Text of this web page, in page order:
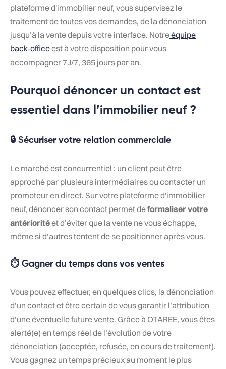
plateforme d'immobilier neuf, vous supervisez le
traitement de toutes vos demandes, de la dénonciation
jusqu’à la vente depuis votre interface. Notreéquipe
back-officeest à votre disposition pour vous
accompagner 7J/7, 365 jours par an.
Pourquoi dénoncer un contact est
essentiel dans l’immobilier neuf ?
🔒 Sécuriser votre relation commerciale
Le marché est concurrentiel : un client peut être
approché par plusieurs intermédiaires ou contacter un
promoteur en direct. Sur votre plateforme d'immobilier
neuf, dénoncer son contact permet deformaliser votre
antérioritéet d’éviter que la vente ne vous échappe,
même si d’autres tentent de se positionner après vous.
⏱️ Gagner du temps dans vos ventes
Vous pouvez effectuer, en quelques clics, la dénonciation
d’un contact et être certain de vous garantir l’attribution
d’une éventuelle future vente. Grâce à OTAREE, vous êtes
alerté(e) en temps réel de l’évolution de votre
dénonciation (acceptée, refusée, en cours de traitement).
Vous gagnez un temps précieux au moment le plus